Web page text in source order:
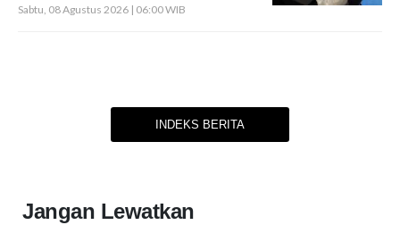
Sabtu, 08 Agustus 2026 | 06:00 WIB
INDEKS BERITA
Jangan Lewatkan